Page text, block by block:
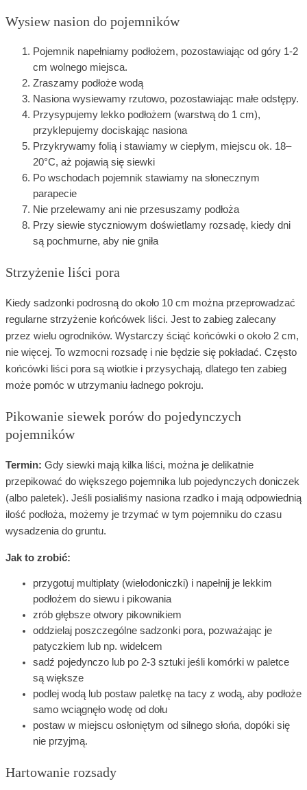
Wysiew nasion do pojemników
Pojemnik napełniamy podłożem, pozostawiając od góry 1-2
cm wolnego miejsca.
Zraszamy podłoże wodą
Nasiona wysiewamy rzutowo, pozostawiając małe odstępy.
Przysypujemy lekko podłożem (warstwą do 1 cm),
przyklepujemy dociskając nasiona
Przykrywamy folią i stawiamy w ciepłym, miejscu ok. 18–
20°C, aż pojawią się siewki
Po wschodach pojemnik stawiamy na słonecznym
parapecie
Nie przelewamy ani nie przesuszamy podłoża
Przy siewie styczniowym doświetlamy rozsadę, kiedy dni
są pochmurne, aby nie gniła
Strzyżenie liści pora
Kiedy sadzonki podrosną do około 10 cm można przeprowadzać
regularne strzyżenie końcówek liści. Jest to zabieg zalecany
przez wielu ogrodników. Wystarczy ściąć końcówki o około 2 cm,
nie więcej. To wzmocni rozsadę i nie będzie się pokładać. Często
końcówki liści pora są wiotkie i przysychają, dlatego ten zabieg
może pomóc w utrzymaniu ładnego pokroju.
Pikowanie siewek porów do pojedynczych
pojemników
Termin: Gdy siewki mają kilka liści, można je delikatnie
przepikować do większego pojemnika lub pojedynczych doniczek
(albo paletek). Jeśli posialiśmy nasiona rzadko i mają odpowiednią
ilość podłoża, możemy je trzymać w tym pojemniku do czasu
wysadzenia do gruntu.
Jak to zrobić:
przygotuj multiplaty (wielodoniczki) i napełnij je lekkim
podłożem do siewu i pikowania
zrób głębsze otwory pikownikiem
oddzielaj poszczególne sadzonki pora, pozważając je
patyczkiem lub np. widelcem
sadź pojedynczo lub po 2-3 sztuki jeśli komórki w paletce
są większe
podlej wodą lub postaw paletkę na tacy z wodą, aby podłoże
samo wciągnęło wodę od dołu
postaw w miejscu osłoniętym od silnego słońa, dopóki się
nie przyjmą.
Hartowanie rozsady